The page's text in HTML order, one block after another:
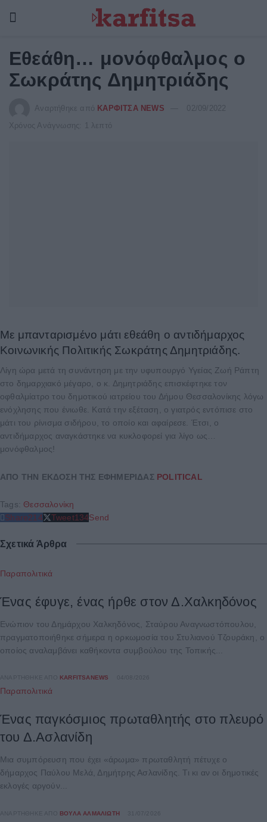
Εθεάθη… μονόφθαλμος ο
Σωκράτης Δημητριάδης
Αναρτήθηκε από ΚΑΡΦΙΤΣΑ NEWS
Χρόνος Ανάγνωσης: 1 λεπτό
Με μπανταρισμένο μάτι εθεάθη ο αντιδήμαρχος
Κοινωνικής Πολιτικής Σωκράτης Δημητριάδης.
Λίγη ώρα μετά τη συνάντηση με την υφυπουργό Υγείας Ζωή Ράπτη
στο δημαρχιακό μέγαρο, ο κ. Δημητριάδης επισκέφτηκε τον
οφθαλμίατρο του δημοτικού ιατρείου του Δήμου Θεσσαλονίκης λόγω
ενόχλησης που ένιωθε. Κατά την εξέταση, ο γιατρός εντόπισε στο
μάτι του ρίνισμα σιδήρου, το οποίο και αφαίρεσε. Έτσι, ο
αντιδήμαρχος αναγκάστηκε να κυκλοφορεί για λίγο ως…
μονόφθαλμος!
ΑΠΟ ΤΗΝ ΕΚΔΟΣΗ ΤΗΣ ΕΦΗΜΕΡΙΔΑΣ POLITICAL
Tags: Θεσσαλονίκη
Share214 Tweet134Send
Σχετικά Άρθρα
Παραπολιτικά
Ένας έφυγε, ένας ήρθε στον Δ.Χαλκηδόνος
Ενώπιον του Δημάρχου Χαλκηδόνος, Σταύρου Αναγνωστόπουλου,
πραγματοποιήθηκε σήμερα η ορκωμοσία του Στυλιανού Τζουράκη, ο
οποίος αναλαμβάνει καθήκοντα συμβούλου της Τοπικής...
KARFITSANEWS
Παραπολιτικά
Ένας παγκόσμιος πρωταθλητής στο πλευρό
του Δ.Ασλανίδη
Μια συμπόρευση που έχει «άρωμα» πρωταθλητή πέτυχε ο
δήμαρχος Παύλου Μελά, Δημήτρης Ασλανίδης. Τι κι αν οι δημοτικές
εκλογές αργούν...
ΑΝΑΡΤΉΘΗΚΕ ΑΠΌ ΒΟΎΛΑ ΑΛΜΑΛΙΏΤΗ